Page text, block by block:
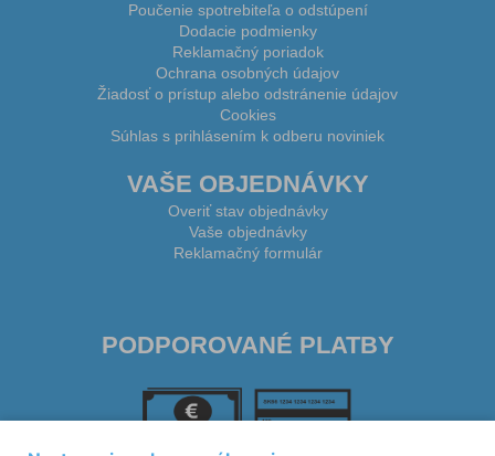
Poučenie spotrebiteľa o odstúpení
Dodacie podmienky
Reklamačný poriadok
Ochrana osobných údajov
Žiadosť o prístup alebo odstránenie údajov
Cookies
Súhlas s prihlásením k odberu noviniek
VAŠE OBJEDNÁVKY
Overiť stav objednávky
Vaše objednávky
Reklamačný formulár
PODPOROVANÉ PLATBY